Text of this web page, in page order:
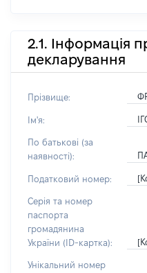
2.1. Інформація
декларування
Прізвище:
Ім'я:
По батькові (за
наявності):
Податковий номер:
Серія та номер
паспорта
громадянина
України (ID-картка):
Унікальний номер